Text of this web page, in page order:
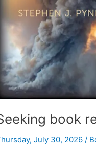
faune
book
July 30, 2026 /